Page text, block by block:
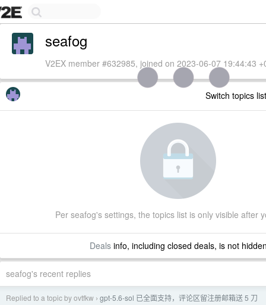
seafog
V2EX member #632985, joined on 2023-06-07 19:44:43
Switch topics
Per seafog's settings, the topics list is only visible after
Dealsinfo, including closed deals, is not
seafog's recent replies
Replied to a topic by ovtfkw › gpt-5.6-sol 已全面支持，评论区留注册邮箱送 5 刀